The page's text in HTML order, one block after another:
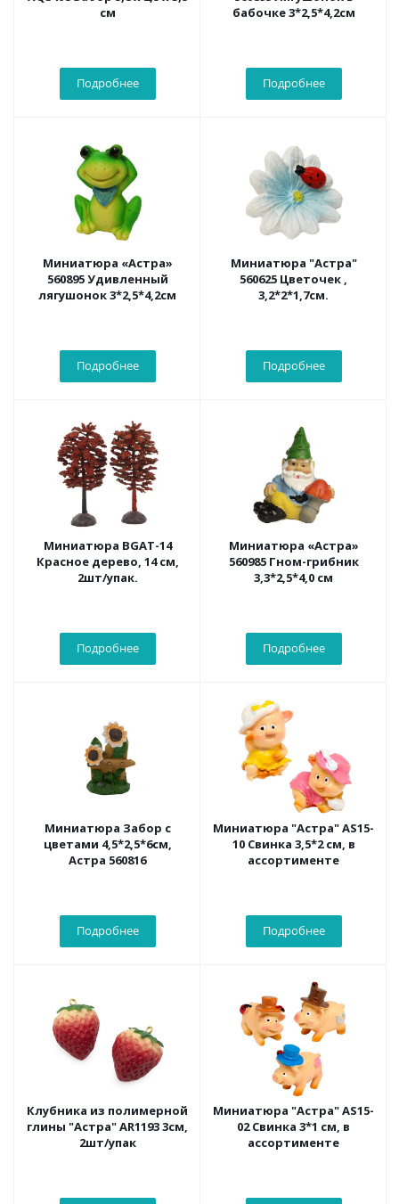
см
Подробнее
бабочке 3*2,5*4,2см
Подробнее
Миниатюра «Астра»
560895 Удивленный
лягушонок 3*2,5*4,2см
Подробнее
Миниатюра "Астра"
560625 Цветочек ,
3,2*2*1,7см.
Подробнее
Миниатюра BGAT-14
Красное дерево, 14 см,
2шт/упак.
Подробнее
Миниатюра «Астра»
560985 Гном-грибник
3,3*2,5*4,0 см
Подробнее
Миниатюра Забор с
цветами 4,5*2,5*6см,
Астра 560816
Подробнее
Миниатюра "Астра" AS15-
10 Свинка 3,5*2 см, в
ассортименте
Подробнее
Клубника из полимерной
глины "Астра" AR1193 3см,
2шт/упак
Миниатюра "Астра" AS15-
02 Свинка 3*1 см, в
ассортименте